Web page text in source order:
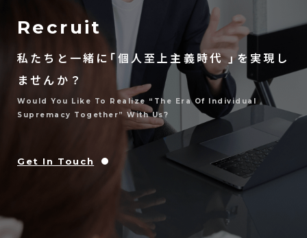
Recruit
私たちと一緒に「個人至上主義時代 」を実現し
ませんか？
Would You Like To Realize “the Era Of Individual
Supremacy Together” With Us?
Get In Touch